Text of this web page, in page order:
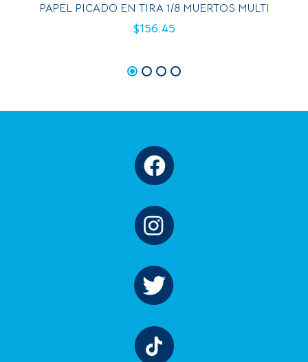
PAPEL PICADO EN TIRA 1/8 MUERTOS MULTI
$156.45